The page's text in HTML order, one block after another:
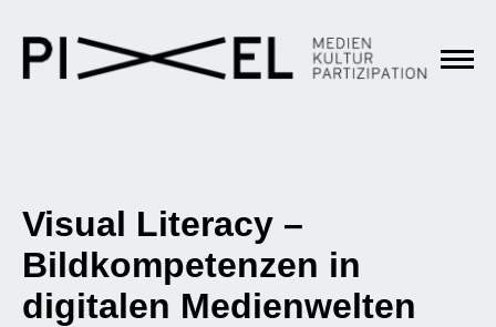
Visual Literacy –
Bildkompetenzen in
digitalen Medienwelten